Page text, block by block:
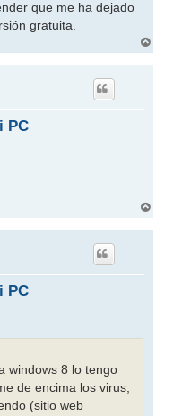
que me ha dejado
gratuita.
r
PC
r
PC
windows 8 lo tengo
de encima los virus,
(sitio web